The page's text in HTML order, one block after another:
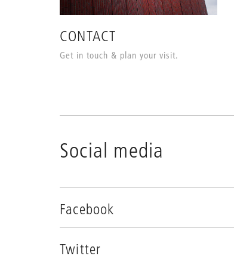
CONTACT
Get in touch & plan your visit.
Social media
Facebook
Twitter